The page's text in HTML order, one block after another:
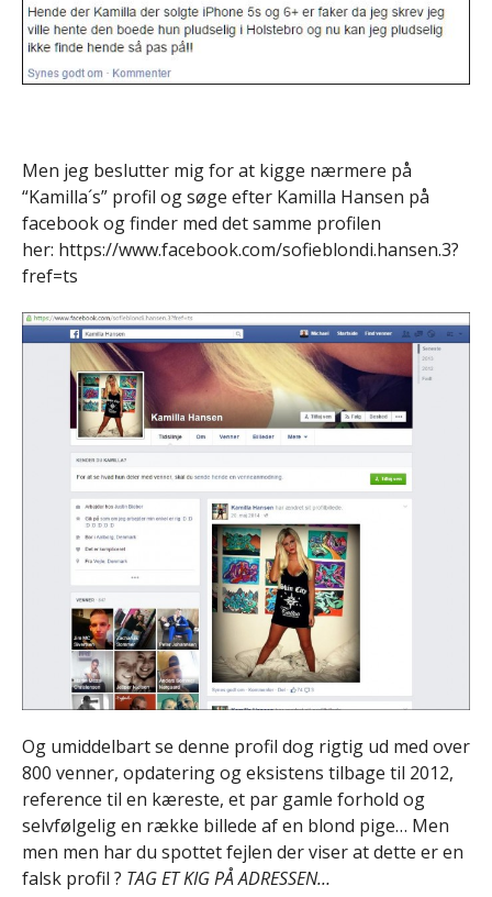
Men jeg beslutter mig for at kigge nærmere på
“Kamilla´s” profil og søge efter Kamilla Hansen på
facebook og finder med det samme profilen
her: https://www.facebook.com/sofieblondi.hansen.3?
fref=ts
Og umiddelbart se denne profil dog rigtig ud med over
800 venner, opdatering og eksistens tilbage til 2012,
reference til en kæreste, et par gamle forhold og
selvfølgelig en række billede af en blond pige… Men
men men har du spottet fejlen der viser at dette er en
falsk profil ? TAG ET KIG PÅ ADRESSEN…